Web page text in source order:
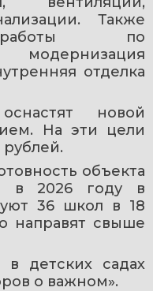
Также
работы по
отделка
новой
На эти цели
объекта
в 2026 году в
36 школ в 18
направят свыше
в детских садах
о важном».